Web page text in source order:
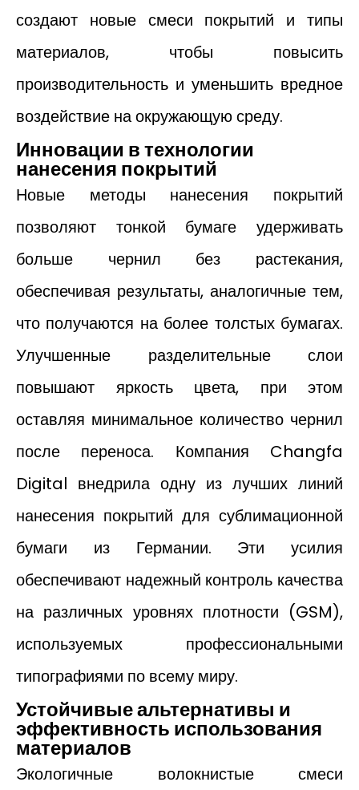
создают новые смеси покрытий и типы
материалов, чтобы повысить
производительность и уменьшить вредное
воздействие на окружающую среду.
Инновации в технологии
нанесения покрытий
Новые методы нанесения покрытий
позволяют тонкой бумаге удерживать
больше чернил без растекания,
обеспечивая результаты, аналогичные тем,
что получаются на более толстых бумагах.
Улучшенные разделительные слои
повышают яркость цвета, при этом
оставляя минимальное количество чернил
после переноса. Компания Changfa
Digital внедрила одну из лучших линий
нанесения покрытий для сублимационной
бумаги из Германии. Эти усилия
обеспечивают надежный контроль качества
на различных уровнях плотности (GSM),
используемых профессиональными
типографиями по всему миру.
Устойчивые альтернативы и
эффективность использования
материалов
Экологичные волокнистые смеси